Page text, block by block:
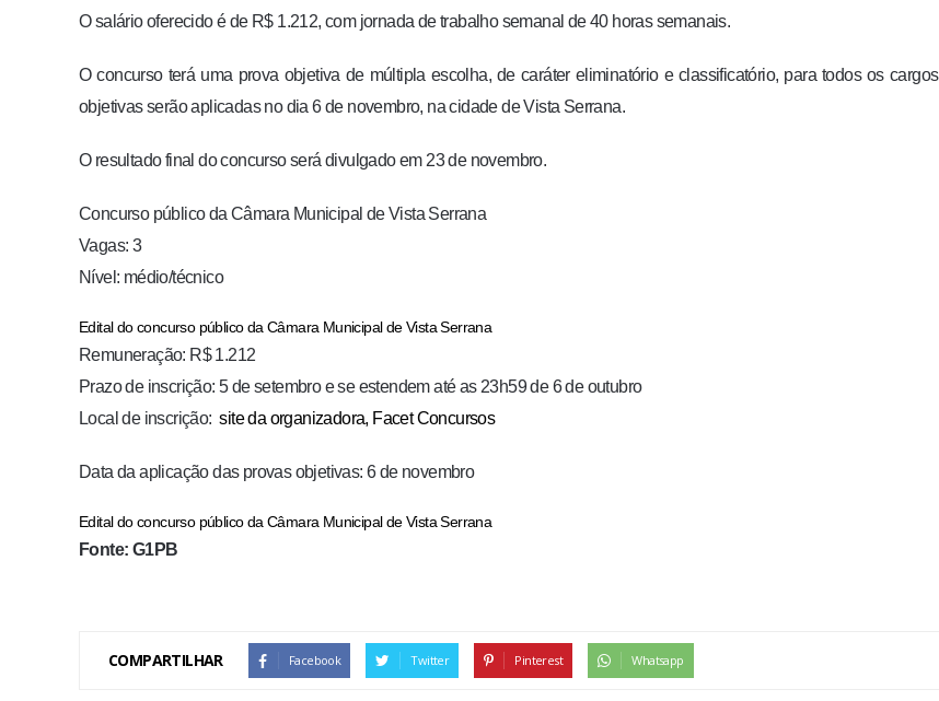
O salário oferecido é de R$ 1.212, com jornada de trabalho semanal de 40 horas semanais.
O concurso terá uma prova objetiva de múltipla escolha, de caráter eliminatório e classificatório, para todos os
objetivas serão aplicadas no dia 6 de novembro, na cidade de Vista Serrana.
O resultado final do concurso será divulgado em 23 de novembro.
Concurso público da Câmara Municipal de Vista Serrana
Vagas: 3
Nível: médio/técnico
Edital do concurso público da Câmara Municipal de Vista Serrana
Remuneração: R$ 1.212
Prazo de inscrição: 5 de setembro e se estendem até as 23h59 de 6 de outubro
Local de inscrição:site da organizadora, Facet Concursos
Data da aplicação das provas objetivas: 6 de novembro
Edital do concurso público da Câmara Municipal de Vista Serrana
Fonte: G1PB
COMPARTILHAR Facebook Twitter Pinterest Whatsapp